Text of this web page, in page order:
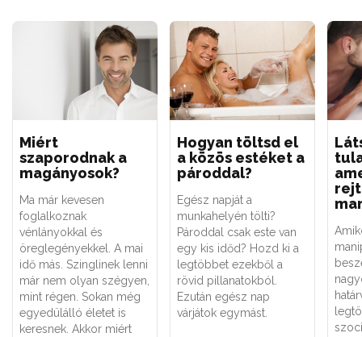
Miért
szaporodnak a
magányosok?
Ma már kevesen
foglalkoznak
vénlányokkal és
öreglegényekkel. A mai
idő más. Szinglinek lenni
már nem olyan szégyen,
mint régen. Sokan még
egyedülálló életet is
keresnek. Akkor miért
Hogyan töltsd el
a közös estéket a
pároddal?
Egész napját a
munkahelyén tölti?
Pároddal csak este van
egy kis időd? Hozd ki a
legtöbbet ezekből a
rövid pillanatokból.
Ezután egész nap
várjátok egymást.